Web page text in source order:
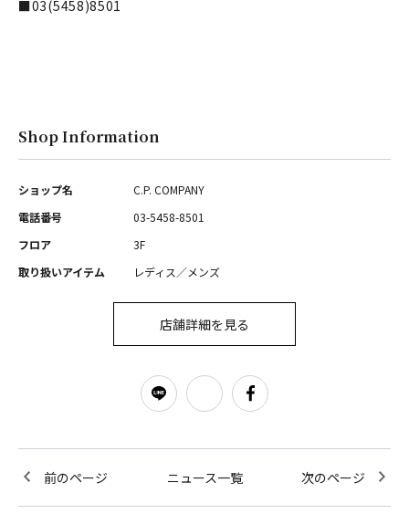
■03(5458)8501
Shop Information
ショップ名
C.P. COMPANY
電話番号
03-5458-8501
フロア
3F
取り扱いアイテム
レディス／メンズ
店舗詳細を見る
前のページ ニュース一覧 次のページ